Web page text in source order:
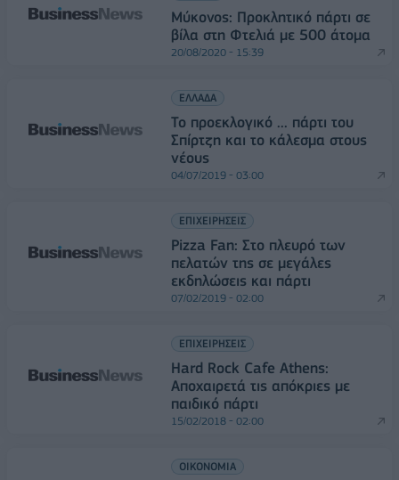
Μύκονος: Προκλητικό πάρτι σε
βίλα στη Φτελιά με 500 άτομα
20/08/2020 - 15:39
ΕΛΛΑΔΑ
Το προεκλογικό ... πάρτι του
Σπίρτζη και το κάλεσμα στους
νέους
04/07/2019 - 03:00
ΕΠΙΧΕΙΡΗΣΕΙΣ
Pizza Fan: Στο πλευρό των
πελατών της σε μεγάλες
εκδηλώσεις και πάρτι
07/02/2019 - 02:00
ΕΠΙΧΕΙΡΗΣΕΙΣ
Hard Rock Cafe Athens:
Αποχαιρετά τις απόκριες με
παιδικό πάρτι
15/02/2018 - 02:00
ΟΙΚΟΝΟΜΙΑ